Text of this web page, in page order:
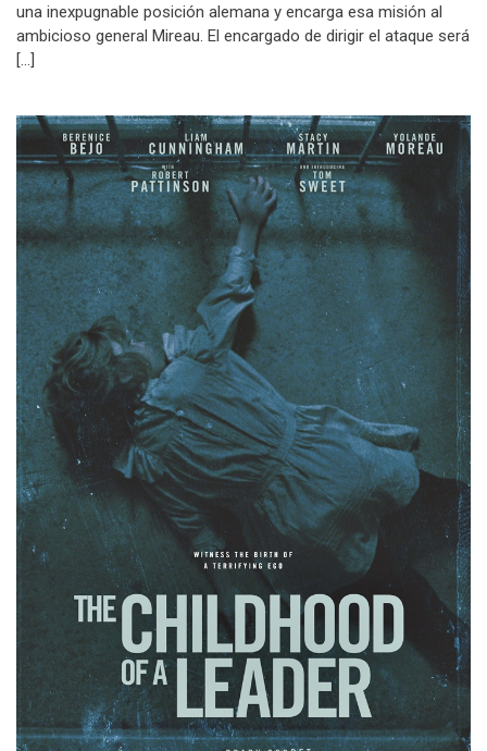
una inexpugnable posición alemana y encarga esa misión al
ambicioso general Mireau. El encargado de dirigir el ataque será
[…]